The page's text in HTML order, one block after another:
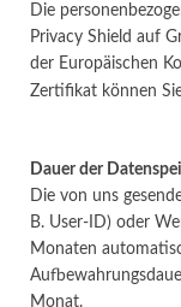
Die
Privacy Shield auf
der Europäischen
Zertifikat können
Dauer der
Die von uns
B. User-ID) oder
Monaten
Monat.